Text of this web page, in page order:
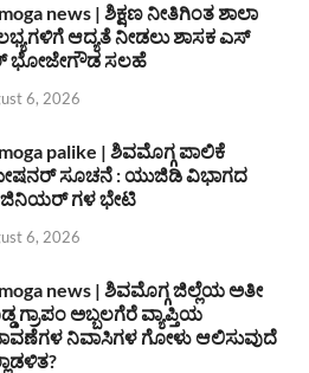
news | ಶಿಕ್ಷಣ ನೀತಿಗಿಂತ ಶಾಲಾ
ಆದ್ಯತೆ ನೀಡಲು ಶಾಸಕ ಎಸ್
ಭೋಜೇಗೌಡ ಸಲಹೆ
6, 2026
palike | ಶಿವಮೊಗ್ಗ ಪಾಲಿಕೆ
ಸೂಚನೆ : ಯುಜಿಡಿ ವಿಭಾಗದ
ಗಳ ಭೇಟಿ
6, 2026
news | ಶಿವಮೊಗ್ಗ ಜಿಲ್ಲೆಯ ಅತೀ
ಗ್ರಾಪಂ ಅಬ್ಬಲಗೆರೆ ವ್ಯಾಪ್ತಿಯ
ನಿವಾಸಿಗಳ ಗೋಳು ಆಲಿಸುವುದೆ